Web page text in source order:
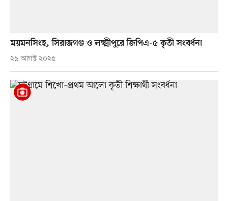
ময়মনসিংহ, সিরাজগঞ্জ ও লক্ষ্মীপুরে জিপিএ-৫ কৃতী সংবর্ধনা
২৯ আগস্ট ২০২৫